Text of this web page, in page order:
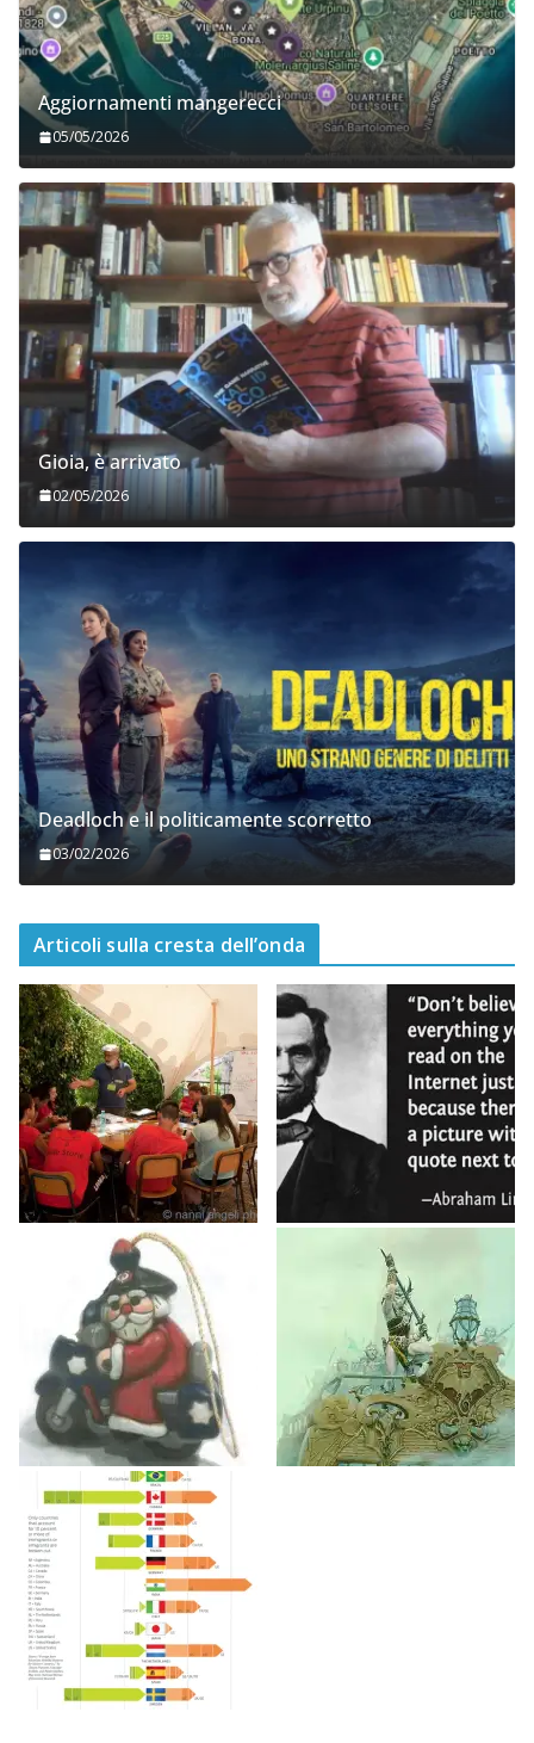
Aggiornamenti mangerecci
05/05/2026
Gioia, è arrivato
02/05/2026
Deadloch e il politicamente scorretto
03/02/2026
Articoli sulla cresta dell’onda